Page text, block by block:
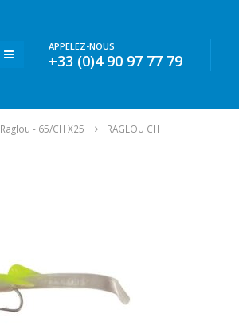
APPELEZ-NOUS
+33 (0)4 90 97 77 79
Raglou - 65/CH X25 RAGLOU CH